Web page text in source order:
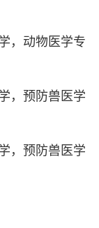
，动物医学专
，预防兽医学
，预防兽医学